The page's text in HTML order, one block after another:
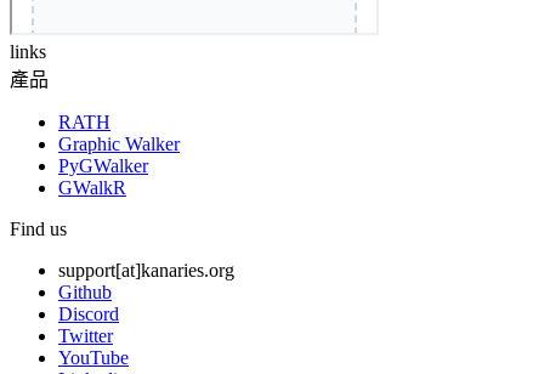
links
產品
RATH
Graphic Walker
PyGWalker
GWalkR
Find us
support[at]kanaries.org
Github
Discord
Twitter
YouTube